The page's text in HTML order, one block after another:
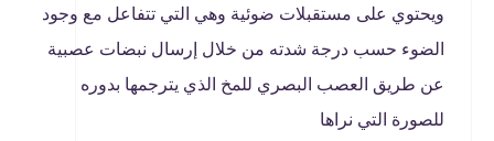
ويحتوي على مستقبلات ضوئية وهي التي تتفاعل مع وجود
الضوء حسب درجة شدته من خلال إرسال نبضات عصبية
عن طريق العصب البصري للمخ الذي يترجمها بدوره
للصورة التي نراها